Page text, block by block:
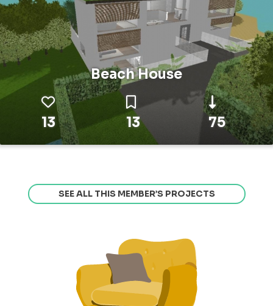
Beach House
13 13 75
SEE ALL THIS MEMBER’S PROJECTS